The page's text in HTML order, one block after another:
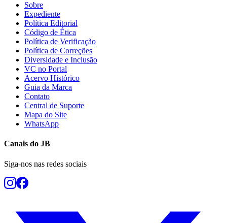
Vasco
Sobre
Expediente
Política Editorial
Código de Ética
Política de Verificação
Política de Correções
Diversidade e Inclusão
VC no Portal
Acervo Histórico
Guia da Marca
Contato
Central de Suporte
Mapa do Site
WhatsApp
Canais do JB
Siga-nos nas redes sociais